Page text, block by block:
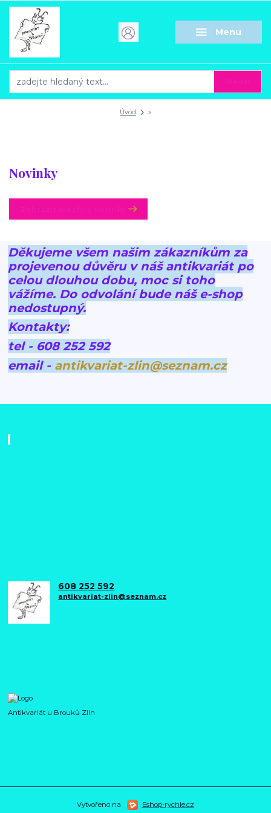
Menu
Úvod »
Novinky
Děkujeme všem našim zákazníkům za
projevenou důvěru v náš antikvariát po
celou dlouhou dobu, moc si toho
vážíme. Do odvolání bude náš e-shop
nedostupný.
Kontakty:
tel - 608 252 592
email - antikvariat-zlin@seznam.cz
608 252 592
antikvariat-zlin@seznam.cz
Antikvariát u Brouků Zlín
Vytvořeno na Eshop-rychle.cz